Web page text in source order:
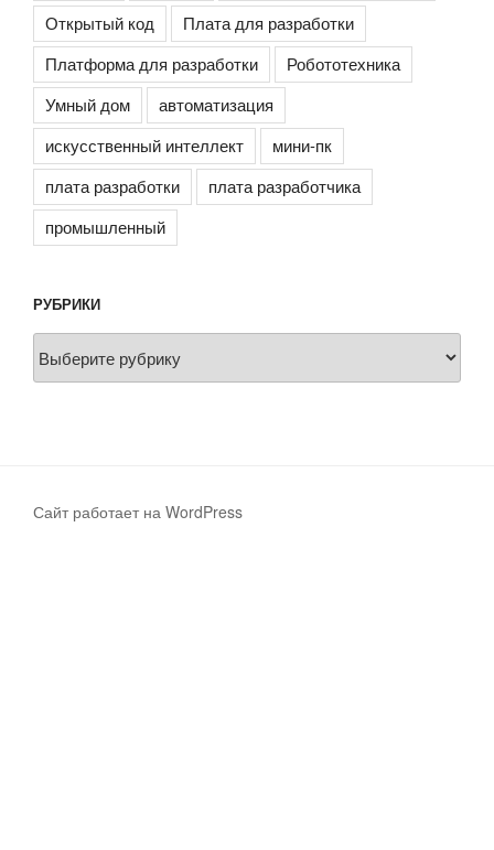
Открытый код
Плата для разработки
Платформа для разработки
Робототехника
Умный дом
автоматизация
искусственный интеллект
мини-пк
плата разработки
плата разработчика
промышленный
РУБРИКИ
Сайт работает на WordPress